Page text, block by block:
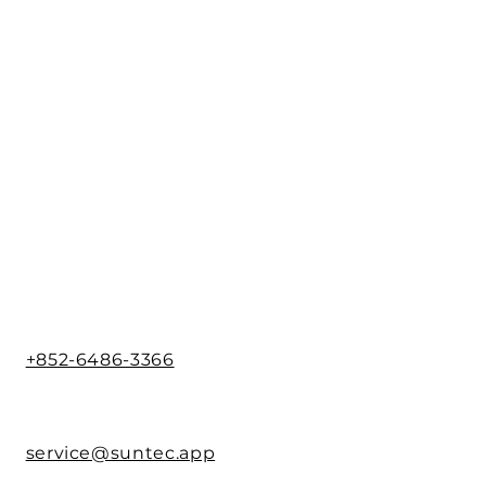
+852-6486-3366
service@suntec.app